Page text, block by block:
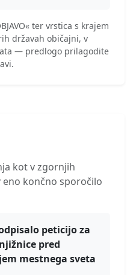
ter vrstica s krajem
državah običajni, v
— predlogo prilagodite
kot v zgornjih
končno sporočilo
peticijo za
pred
mestnega sveta